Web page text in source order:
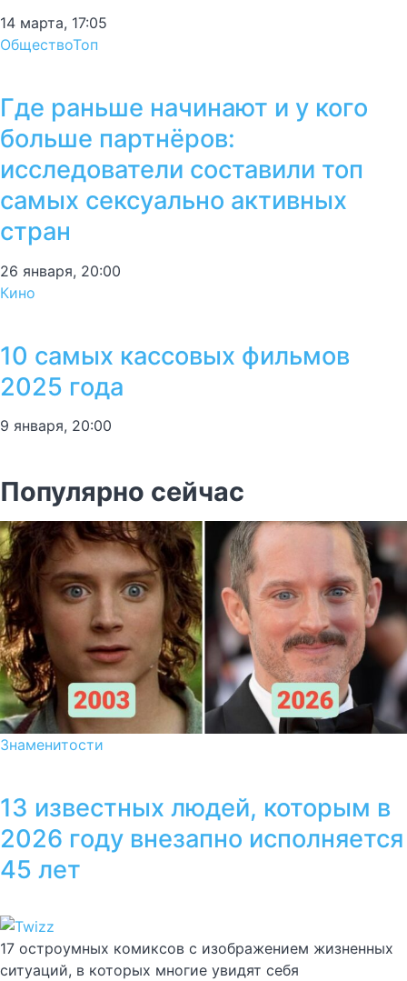
14 марта, 17:05
ОбществоТоп
Где раньше начинают и у кого
больше партнёров:
исследователи составили топ
самых сексуально активных
стран
26 января, 20:00
Кино
10 самых кассовых фильмов
2025 года
9 января, 20:00
Популярно сейчас
Знаменитости
13 известных людей, которым в
2026 году внезапно исполняется
45 лет
17 остроумных комиксов с изображением жизненных
ситуаций, в которых многие увидят себя